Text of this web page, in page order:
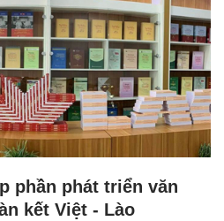
phần phát triển văn
kết Việt - Lào